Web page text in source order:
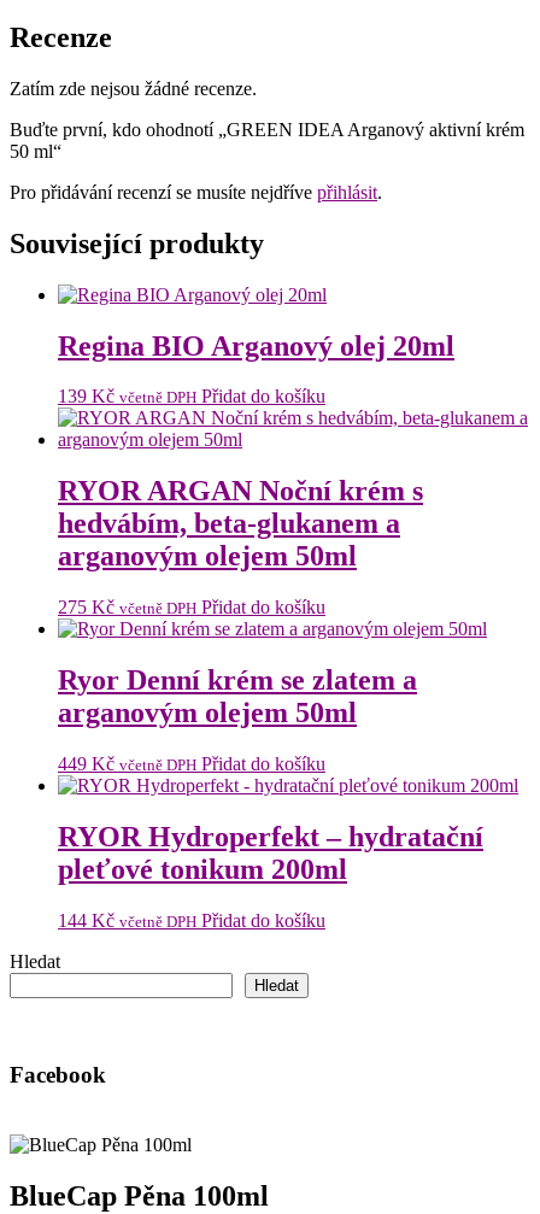
Recenze
Zatím zde nejsou žádné recenze.
Buďte první, kdo ohodnotí „GREEN IDEA Arganový aktivní krém
50 ml“
Pro přidávání recenzí se musíte nejdříve přihlásit.
Související produkty
Regina BIO Arganový olej 20ml
139 Kč včetně DPH Přidat do košíku
RYOR ARGAN Noční krém s
hedvábím, beta-glukanem a
arganovým olejem 50ml
275 Kč včetně DPH Přidat do košíku
Ryor Denní krém se zlatem a
arganovým olejem 50ml
449 Kč včetně DPH Přidat do košíku
RYOR Hydroperfekt – hydratační
pleťové tonikum 200ml
144 Kč včetně DPH Přidat do košíku
Hledat
Hledat
Facebook
BlueCap Pěna 100ml